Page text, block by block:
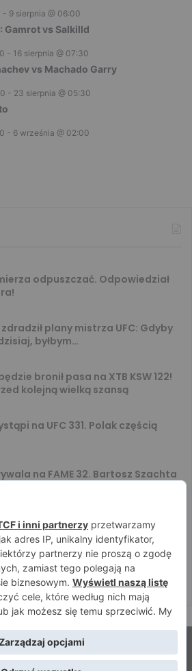
- 9 sierpnia @ 06:00
Gamrot vs Salkilld
- 16 sierpnia @ 07:30
vs Machado Garry
- 23 sierpnia @ 05:30
- 6 września @ 02:00
odpuszczać. Odpowiedział
plany mistrza UFC: Gdyby
byłbym…
bronił pasa na XTB KSW 122!
kolejną wielką szansą
na UFC 331. Polak częścią
na FAME 32. Bartosz Szachta
zawalczy o ranking! Na XTB
z Paivą
Kubiszyn o rywalu na GROMDA 26.
Wszelkie prawa zastrzeżone |